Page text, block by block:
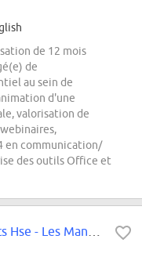
de 12 mois
de
au sein de
d'une
valorisation de
en communication/
des outils Office et